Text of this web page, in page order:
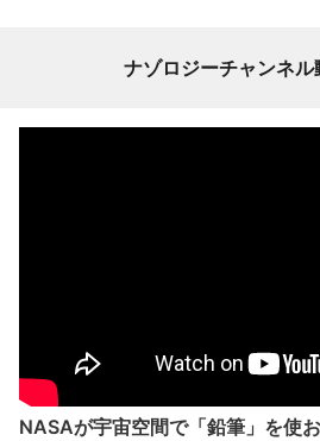
ナゾロジーチャンネル
NASAが宇宙空間で「鉛筆」を使